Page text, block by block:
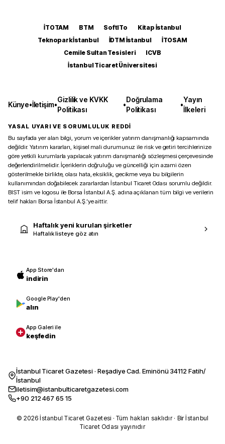
İTOTAM BTM SoftITo
Kitap İstanbul
Teknopark İstanbul
İDTM İstanbul
İTOSAM
Cemile Sultan Tesisleri
ICVB
İstanbul Ticaret Üniversitesi
Künye•İletişim•
Gizlilik ve KVKK
Politikası
•
Doğrulama
Politikası
•
Yayın
İlkeleri
YASAL UYARI VE SORUMLULUK REDDİ
Bu sayfada yer alan bilgi, yorum ve içerikler yatırım danışmanlığı kapsamında
değildir. Yatırım kararları, kişisel mali durumunuz ile risk ve getiri tercihlerinize
göre yetkili kurumlarla yapılacak yatırım danışmanlığı sözleşmesi çerçevesinde
değerlendirilmelidir. İçeriklerin doğruluğu ve güncelliği için azami özen
gösterilmekle birlikte, olası hata, eksiklik, gecikme veya bu bilgilerin
kullanımından doğabilecek zararlardan İstanbul Ticaret Odası sorumlu değildir.
BIST isim ve logosu ile Borsa İstanbul A.Ş. adına açıklanan tüm bilgi ve verilerin
telif hakları Borsa İstanbul A.Ş.’ye aittir.
Haftalık yeni kurulan şirketler
Haftalık listeye göz atın
App Store'dan
indirin
Google Play'den
alın
App Galeri ile
keşfedin
İstanbul Ticaret Gazetesi · Reşadiye Cad. Eminönü 34112 Fatih/
İstanbul
iletisim@istanbulticaretgazetesi.com
+90 212 467 65 15
© 2026 İstanbul Ticaret Gazetesi · Tüm hakları saklıdır · Bir İstanbul
Ticaret Odası yayınıdır